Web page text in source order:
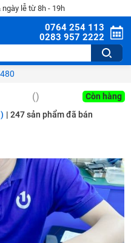
ngày lễ từ 8h - 19h
0764 254 113
0283 957 2222
()
Còn hàng
| 247sản phẩm đã bán